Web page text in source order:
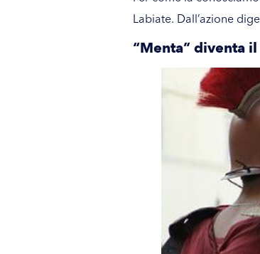
Labiate. Dall’azione
“Menta” diventa